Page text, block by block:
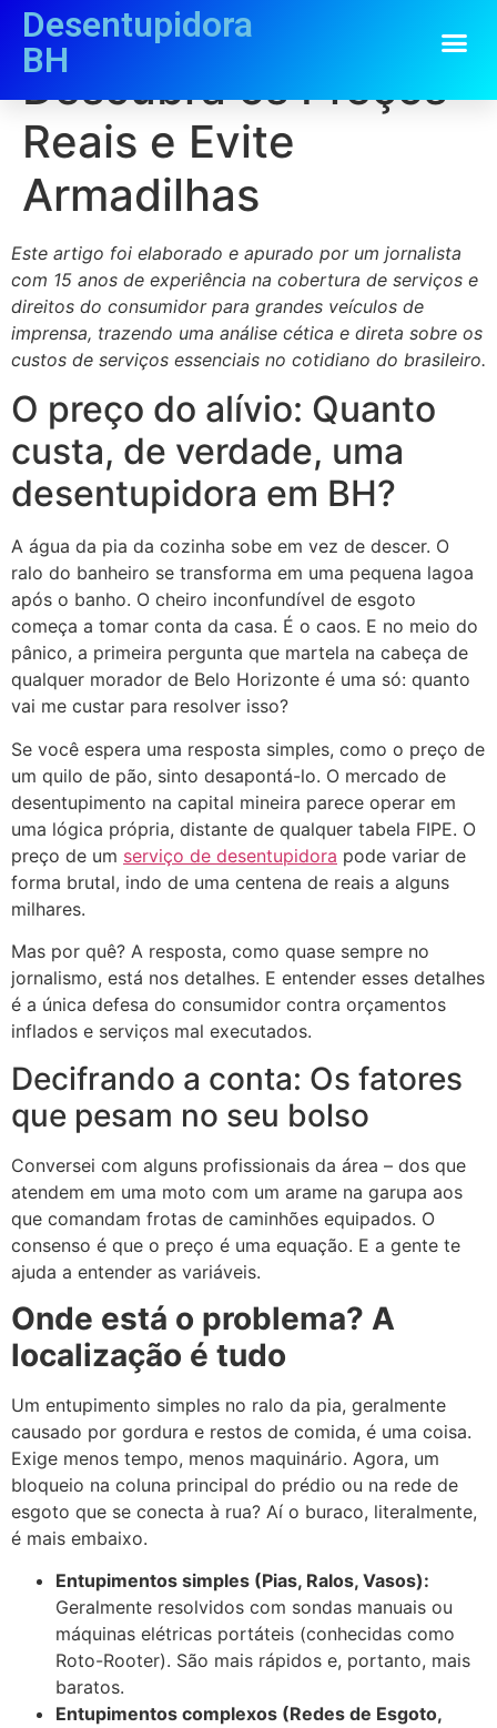
Desentupidora
BH
Desentupidora BH:
Descubra os Preços
Reais e Evite
Armadilhas
Este artigo foi elaborado e apurado por um jornalista
com 15 anos de experiência na cobertura de serviços e
direitos do consumidor para grandes veículos de
imprensa, trazendo uma análise cética e direta sobre os
custos de serviços essenciais no cotidiano do brasileiro.
O preço do alívio: Quanto
custa, de verdade, uma
desentupidora em BH?
A água da pia da cozinha sobe em vez de descer. O
ralo do banheiro se transforma em uma pequena lagoa
após o banho. O cheiro inconfundível de esgoto
começa a tomar conta da casa. É o caos. E no meio do
pânico, a primeira pergunta que martela na cabeça de
qualquer morador de Belo Horizonte é uma só: quanto
vai me custar para resolver isso?
Se você espera uma resposta simples, como o preço de
um quilo de pão, sinto desapontá-lo. O mercado de
desentupimento na capital mineira parece operar em
uma lógica própria, distante de qualquer tabela FIPE. O
preço de um serviço de desentupidora pode variar de
forma brutal, indo de uma centena de reais a alguns
milhares.
Mas por quê? A resposta, como quase sempre no
jornalismo, está nos detalhes. E entender esses detalhes
é a única defesa do consumidor contra orçamentos
inflados e serviços mal executados.
Decifrando a conta: Os fatores
que pesam no seu bolso
Conversei com alguns profissionais da área – dos que
atendem em uma moto com um arame na garupa aos
que comandam frotas de caminhões equipados. O
consenso é que o preço é uma equação. E a gente te
ajuda a entender as variáveis.
Onde está o problema? A
localização é tudo
Um entupimento simples no ralo da pia, geralmente
causado por gordura e restos de comida, é uma coisa.
Exige menos tempo, menos maquinário. Agora, um
bloqueio na coluna principal do prédio ou na rede de
esgoto que se conecta à rua? Aí o buraco, literalmente,
é mais embaixo.
Entupimentos simples (Pias, Ralos, Vasos):
Geralmente resolvidos com sondas manuais ou
máquinas elétricas portáteis (conhecidas como
Roto-Rooter). São mais rápidos e, portanto, mais
baratos.
Entupimentos complexos (Redes de Esgoto,